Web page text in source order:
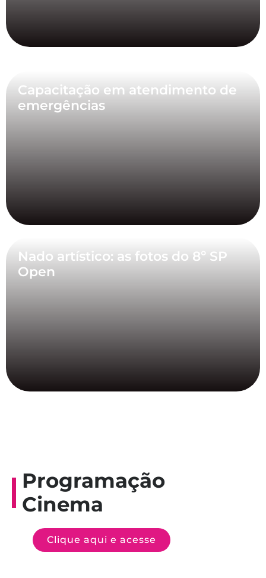
Capacitação em atendimento de
emergências
Nado artístico: as fotos do 8º SP
Open
Programação
Cinema
Clique aqui e acesse